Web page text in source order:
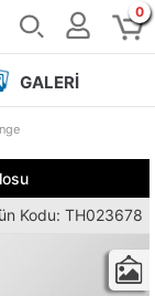
0
GALERI
Kodu: TH023678